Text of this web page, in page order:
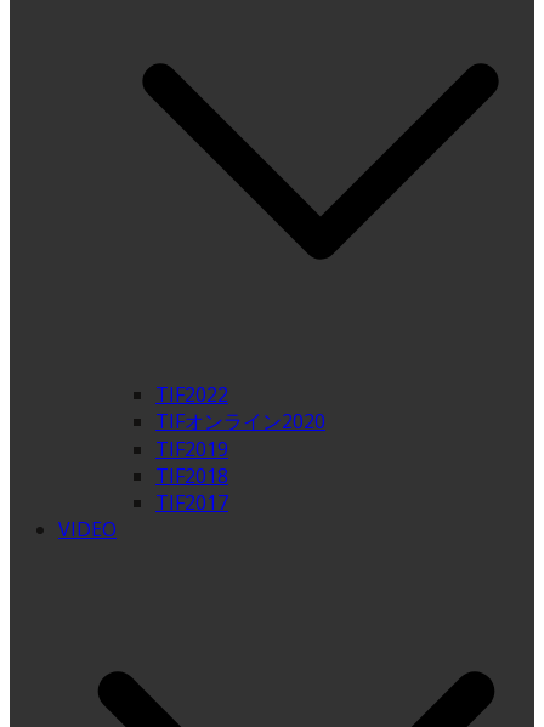
TIF2022
TIFオンライン2020
TIF2019
TIF2018
TIF2017
VIDEO